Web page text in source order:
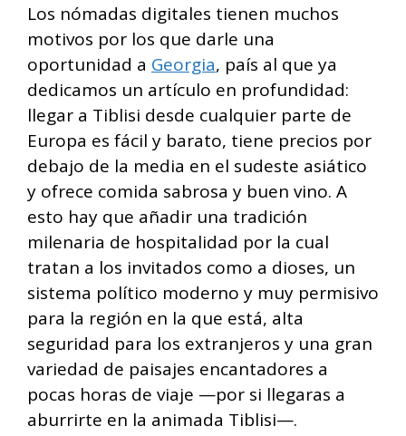
Los nómadas digitales tienen muchos
motivos por los que darle una
oportunidad a Georgia, país al que ya
dedicamos un artículo en profundidad:
llegar a Tiblisi desde cualquier parte de
Europa es fácil y barato, tiene precios por
debajo de la media en el sudeste asiático
y ofrece comida sabrosa y buen vino. A
esto hay que añadir una tradición
milenaria de hospitalidad por la cual
tratan a los invitados como a dioses, un
sistema político moderno y muy permisivo
para la región en la que está, alta
seguridad para los extranjeros y una gran
variedad de paisajes encantadores a
pocas horas de viaje —por si llegaras a
aburrirte en la animada Tiblisi—.